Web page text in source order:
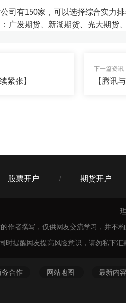
司有150家，可以选择综合实力
广发期货、新湖期货、光大期货
法，最好能省事，收益超过某宝
紧张】
下一篇资讯
【腾讯
股票开户 / 期货开户
作者撰写，仅供网友交流学习，并不
时提醒网友提高风险意识，请勿私下汇
务合作 网站地图 最新内容